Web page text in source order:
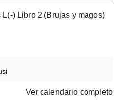
) Libro 2 (Brujas y magos)
Ver calendario completo